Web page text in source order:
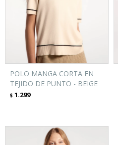
POLO MANGA CORTA EN
TEJIDO DE PUNTO - BEIGE
$ 1.299